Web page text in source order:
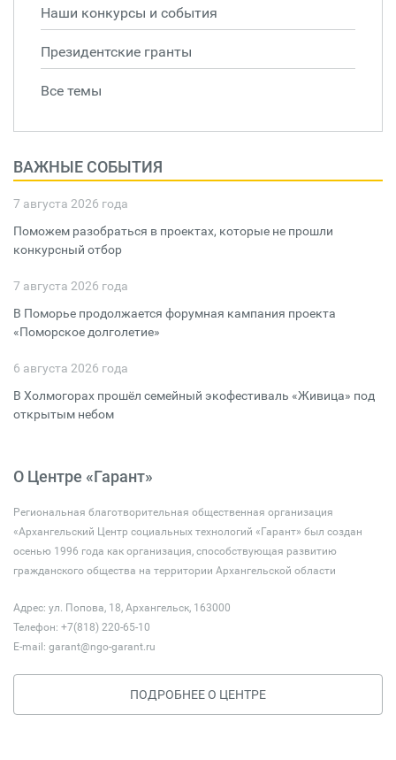
Наши конкурсы и события
Президентские гранты
Все темы
ВАЖНЫЕ СОБЫТИЯ
7 августа 2026 года
Поможем разобраться в проектах, которые не прошли
конкурсный отбор
7 августа 2026 года
В Поморье продолжается форумная кампания проекта
«Поморское долголетие»
6 августа 2026 года
В Холмогорах прошёл семейный экофестиваль «Живица» под
открытым небом
О Центре «Гарант»
Региональная благотворительная общественная организация
«Архангельский Центр социальных технологий «Гарант» был создан
осенью 1996 года как организация, способствующая развитию
гражданского общества на территории Архангельской области
Адрес: ул. Попова, 18, Архангельск, 163000
Телефон: +7(818) 220-65-10
E-mail: garant@ngo-garant.ru
ПОДРОБНЕЕ О ЦЕНТРЕ